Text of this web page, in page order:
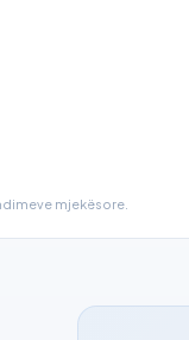
mjekësore.